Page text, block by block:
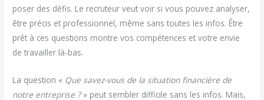
poser des défis. Le recruteur veut voir si vous pouvez analyser,
être précis et professionnel, même sans toutes les infos. Être
prêt à ces questions montre vos compétences et votre envie
de travailler là-bas.
La question « Que savez-vous de la situation financière de
notre entreprise ?» peut sembler difficile sans les infos. Mais,